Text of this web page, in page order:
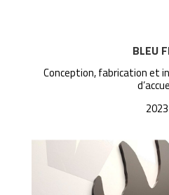
BLEU
Conception, fabrication et
2023